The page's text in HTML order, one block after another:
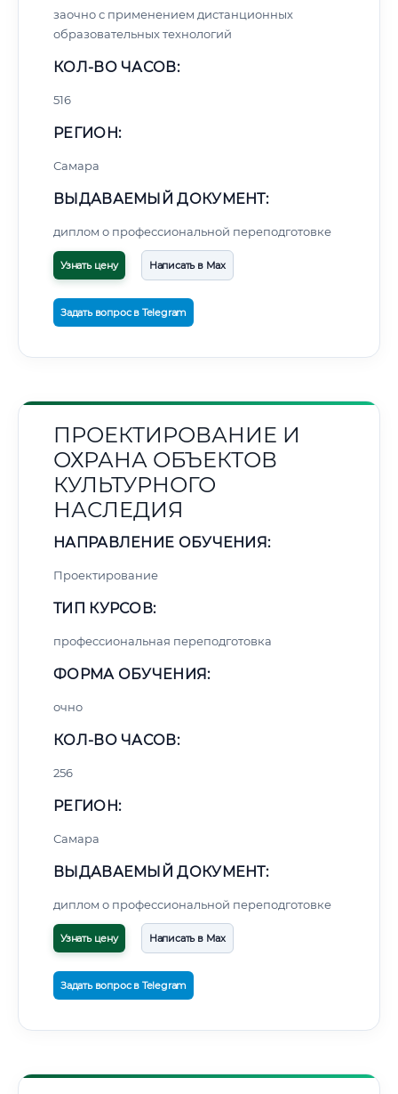
заочно с применением дистанционных
образовательных технологий
КОЛ-ВО ЧАСОВ:
516
РЕГИОН:
Самара
ВЫДАВАЕМЫЙ ДОКУМЕНТ:
диплом о профессиональной переподготовке
Узнать цену Написать в Max
Задать вопрос в Telegram
ПРОЕКТИРОВАНИЕ И
ОХРАНА ОБЪЕКТОВ
КУЛЬТУРНОГО
НАСЛЕДИЯ
НАПРАВЛЕНИЕ ОБУЧЕНИЯ:
Проектирование
ТИП КУРСОВ:
профессиональная переподготовка
ФОРМА ОБУЧЕНИЯ:
очно
КОЛ-ВО ЧАСОВ:
256
РЕГИОН:
Самара
ВЫДАВАЕМЫЙ ДОКУМЕНТ:
диплом о профессиональной переподготовке
Узнать цену Написать в Max
Задать вопрос в Telegram